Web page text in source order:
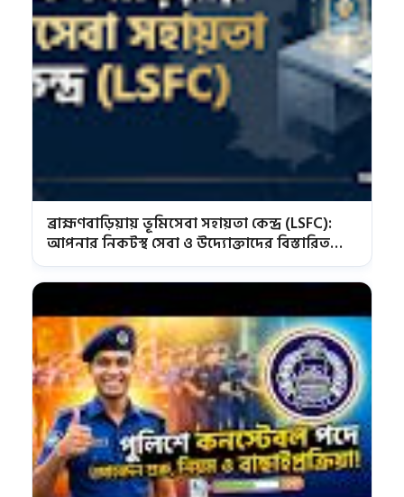
ব্রাহ্মণবাড়িয়ায় ভূমিসেবা সহায়তা কেন্দ্র (LSFC):
আপনার নিকটস্থ সেবা ও উদ্যোক্তাদের বিস্তারিত
তালিকা